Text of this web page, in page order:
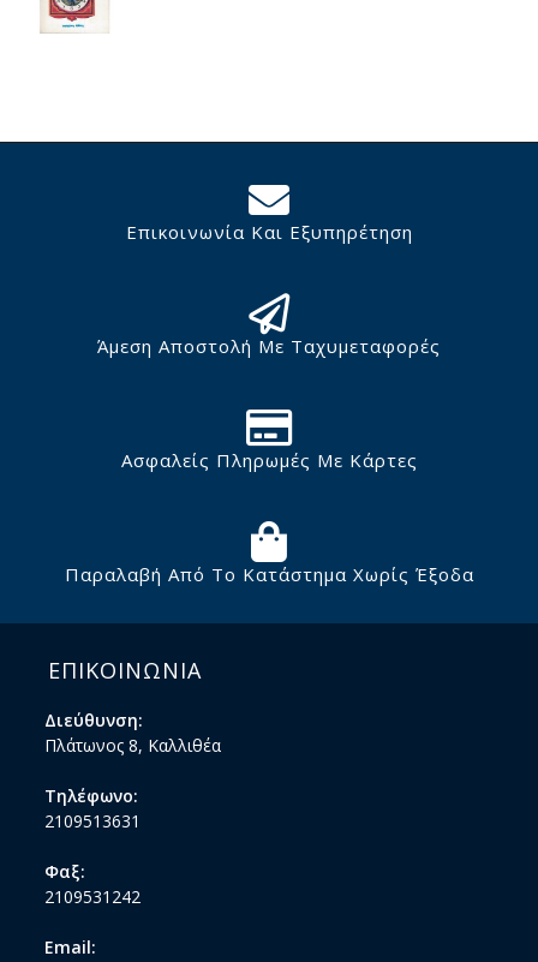
Επικοινωνία Και Εξυπηρέτηση
Άμεση Αποστολή Με Ταχυμεταφορές
Ασφαλείς Πληρωμές Με Κάρτες
Παραλαβή Από Το Κατάστημα Χωρίς Έξοδα
ΕΠΙΚΟΙΝΩΝΙΑ
Διεύθυνση:
Πλάτωνος 8, Καλλιθέα
Τηλέφωνο:
2109513631
Φαξ:
2109531242
Email: